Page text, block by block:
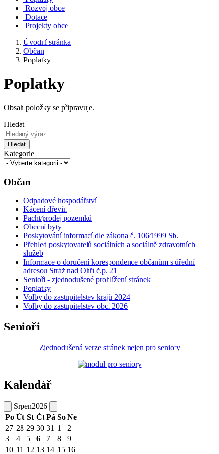
Rozvoj obce
Dotace
Projekty obce
Úvodní stránka
Občan
Poplatky
Poplatky
Obsah položky se připravuje.
Hledat
Hledat
Kategorie
Občan
Odpadové hospodářství
Kácení dřevin
Pacht⁄prodej pozemků
Obecní byty
Poskytování informací dle zákona č. 106⁄1999 Sb.
Přehled poskytovatelů sociálních a sociálně zdravotních
služeb
Informace o doručení korespondence občanům s úřední
adresou Stráž nad Ohří č.p. 21
Senioři - zjednodušené prohlížení stránek
Poplatky
Volby do zastupitelstev krajů 2024
Volby do zastupitelstev obcí 2026
Senioři
Zjednodušená verze stránek nejen pro seniory
Kalendář
Srpen2026
Po Út St Čt Pá So Ne
27 28 29 30 31 1
2
3
4 5 6 7 8
9
10 11 12 13 14 15 16